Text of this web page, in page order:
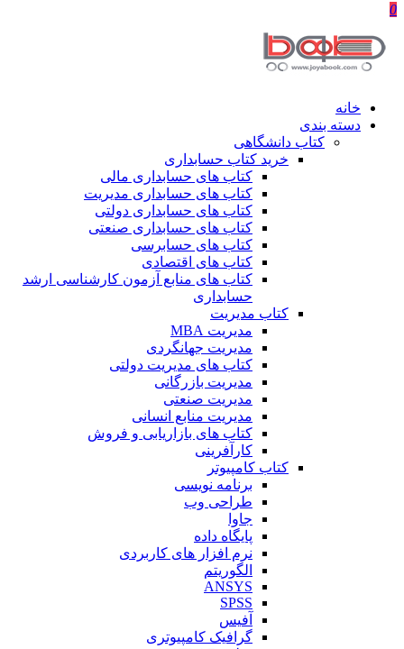
0
خانه
دسته بندی
کتاب دانشگاهی
خرید کتاب حسابداری
کتاب های حسابداری مالی
کتاب های حسابداری مدیریت
کتاب های حسابداری دولتی
کتاب های حسابداری صنعتی
کتاب های حسابرسی
کتاب های اقتصادی
کتاب های منابع آزمون کارشناسی ارشد
حسابداری
کتاب مدیریت
مدیریت MBA
مدیریت جهانگردی
کتاب های مدیریت دولتی
مدیریت بازرگانی
مدیریت صنعتی
مدیریت منابع انسانی
کتاب های بازاریابی و فروش
کارآفرینی
کتاب کامپیوتر
برنامه نویسی
طراحی وب
جاوا
پایگاه داده
نرم افزار های کاربردی
الگوریتم
ANSYS
SPSS
آفیس
گرافیک کامپیوتری